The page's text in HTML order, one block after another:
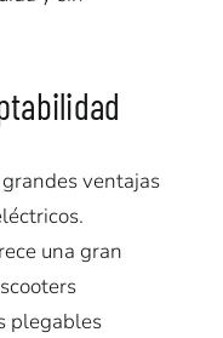
ventajas
una gran
plegables